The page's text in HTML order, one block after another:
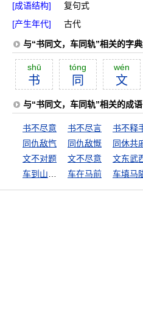
[成语结构]
复句式
[产生年代]
古代
与“书同文，车同轨”相关的字
shū
书
tóng
同
wén
文
与“书同文，车同轨”相关的成语
书不尽意 书不尽言 书不释
同仇敌忾
同仇敌慨 同休共
文不对题
文不尽意 文东武
车在马前 车填马